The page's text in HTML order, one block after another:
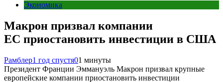
Экономика
Макрон призвал компании
ЕС приостановить инвестиции в США
Рамблер1 год спустя01 минуты
Президент Франции Эммануэль Макрон призвал крупные
европейские компании приостановить инвестиции